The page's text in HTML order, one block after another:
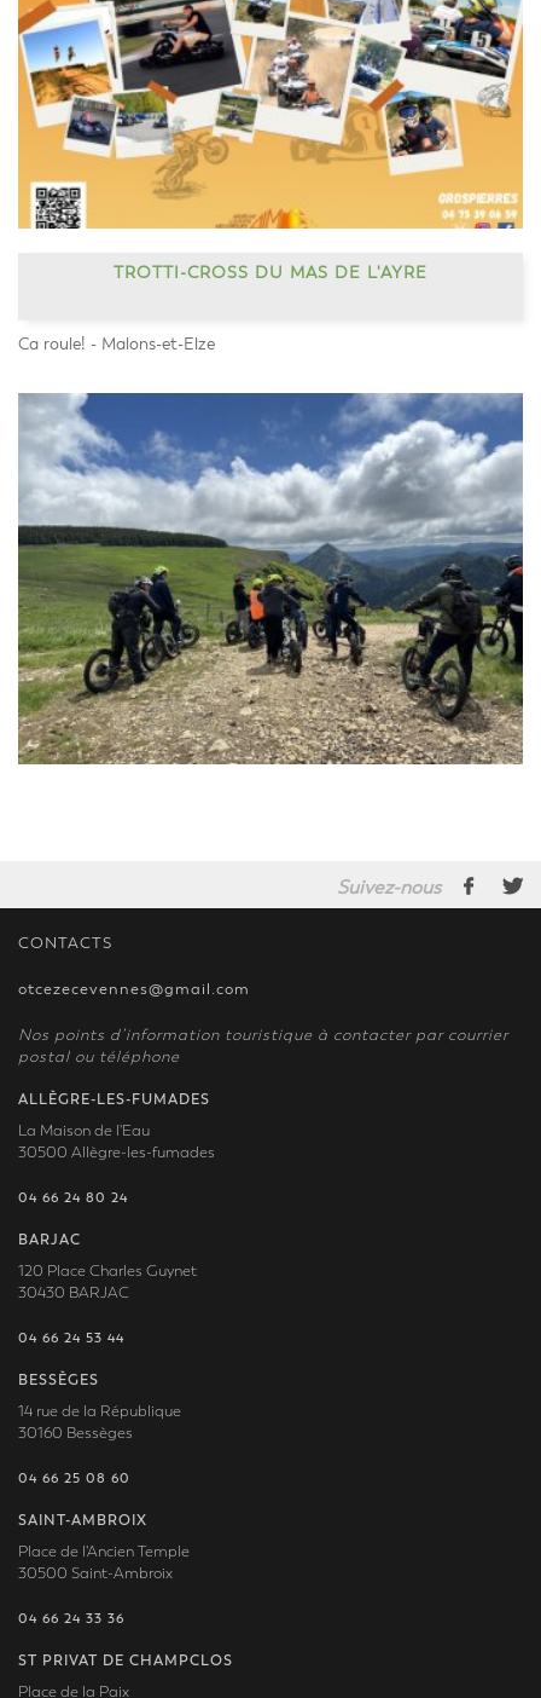
TROTTI-CROSS DU MAS DE L'AYRE
Ca roule! - Malons-et-Elze
Suivez-nous
CONTACTS
otcezecevennes@gmail.com
Nos points d’information touristique à contacter par courrier
postal ou téléphone
ALLÈGRE-LES-FUMADES
La Maison de l'Eau
30500 Allègre-les-fumades
04 66 24 80 24
BARJAC
120 Place Charles Guynet
30430 BARJAC
04 66 24 53 44
BESSÈGES
14 rue de la République
30160 Bessèges
04 66 25 08 60
SAINT-AMBROIX
Place de l'Ancien Temple
30500 Saint-Ambroix
04 66 24 33 36
ST PRIVAT DE CHAMPCLOS
Place de la Paix